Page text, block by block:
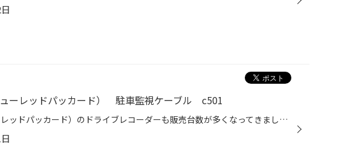
ーレッドパッカード） 駐車監視ケーブル c501
hp （ヒューレッドパッカード）のドライブレコーダーも販売台数が多くなってきましたね。 ただ、この駐車監視ケーブルが大欠品してるみたいです‼️‼️ せっかくつけるならとお客様に言われることも多いのが現状ですね。 当店も2WEEKかかって入庫しました( ^ω^ ) 中国製みたいですが、最近の部品は中国...